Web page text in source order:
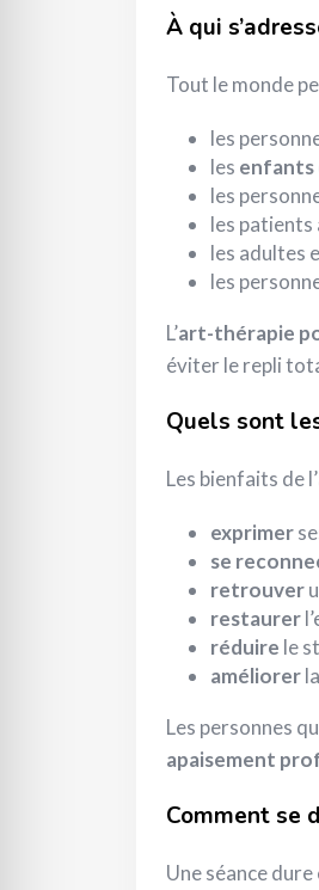
À qui
Tout le monde
les
les enfants
les
les
les adultes
les
L’art-thérapie
éviter le repli
Quels sont
Les bienfaits de l’
exprimer
se
retrouver
restaurer
réduire le
améliorer
Les personnes
apaisement
Comment se
Une séance